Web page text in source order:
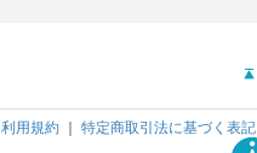
利用規約 ｜ 特定商取引法に基づく表記